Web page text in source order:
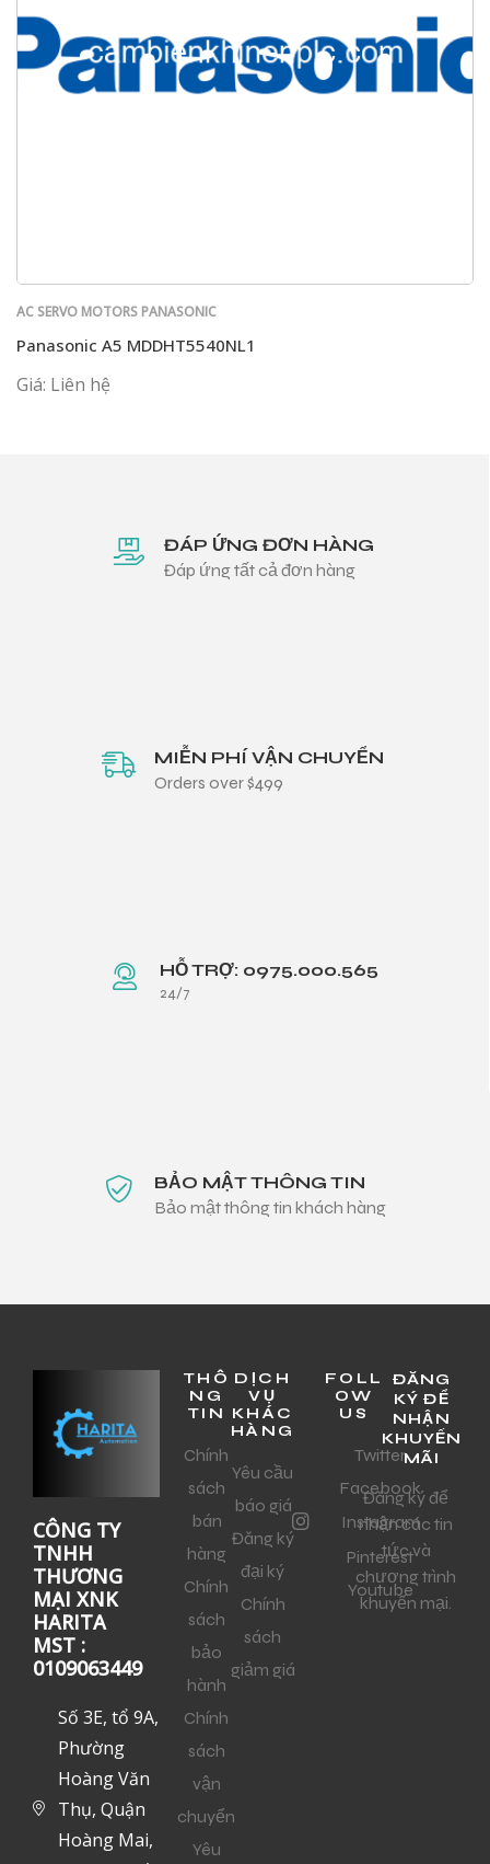
AC SERVO MOTORS PANASONIC
Panasonic A5 MDDHT5540NL1
Giá: Liên hệ
ĐÁP ỨNG ĐƠN HÀNG
Đáp ứng tất cả đơn hàng
MIỄN PHÍ VẬN CHUYỂN
Orders over $499
HỖ TRỢ: 0975.000.565
24/7
BẢO MẬT THÔNG TIN
Bảo mật thông tin khách hàng
CÔNG TY
TNHH
THƯƠNG
MẠI XNK
HARITA
MST :
0109063449
Số 3E, tổ 9A,
Phường
Hoàng Văn
Thụ, Quận
Hoàng Mai,
THÔ
NG
TIN
Chính
sách
bán
hàng
Chính
sách
bảo
hành
Chính
sách
vận
chuyển
Yêu
DỊCH
VỤ
KHÁC
HÀNG
Yêu cầu
báo giá
Đăng ký
đại ký
Chính
sách
giảm giá
FOLL
OW
US
Twitter
Facebook
Instagram
Pinterest
Youtube
ĐĂNG
KÝ ĐỂ
NHẬN
KHUYẾN
MÃI
Đăng ký để
nhận các tin
tức và
chương trình
khuyến mại.